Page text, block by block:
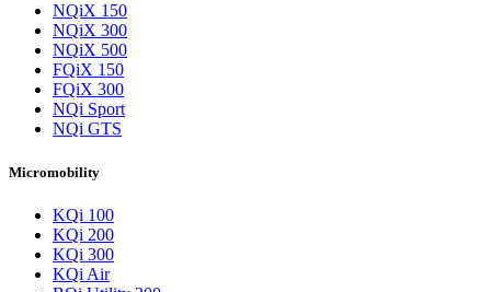
NQiX 150
NQiX 300
NQiX 500
FQiX 150
FQiX 300
NQi Sport
NQi GTS
Micromobility
KQi 100
KQi 200
KQi 300
KQi Air